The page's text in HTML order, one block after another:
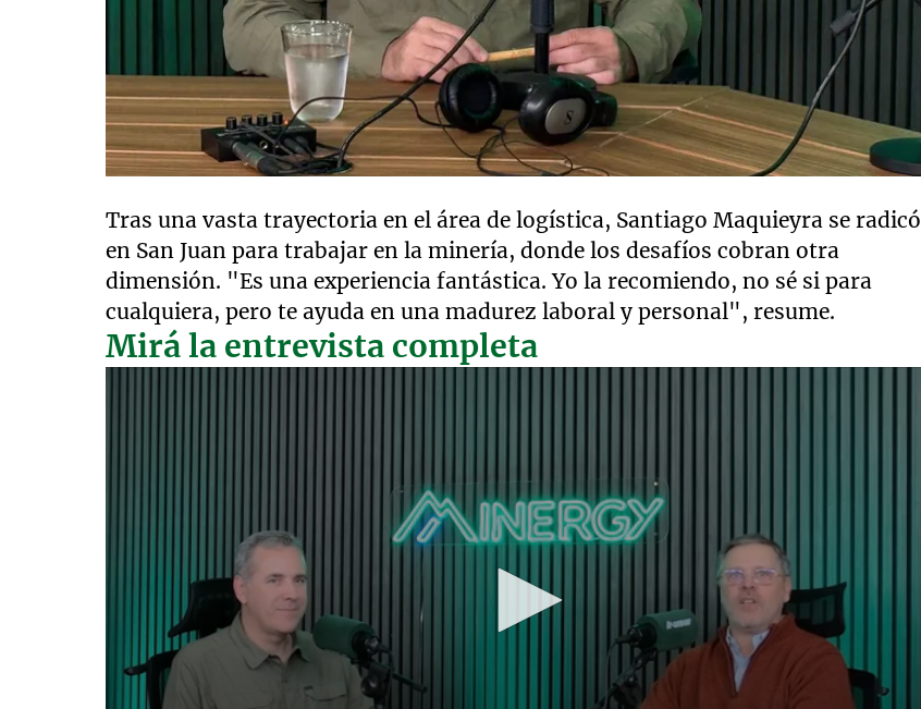
Tras una vasta trayectoria en el área de logística, Santiago Maquieyra se radicó
en San Juan para trabajar en la minería, donde los desafíos cobran otra
dimensión. "Es una experiencia fantástica. Yo la recomiendo, no sé si para
cualquiera, pero te ayuda en una madurez laboral y personal", resume.
Mirá la entrevista completa